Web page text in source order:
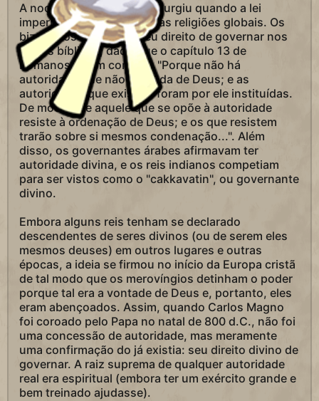
A noção de direito divino surgiu quando a lei
imperial se misturou com as religiões globais. Os
bizantinos baseavam seu direito de governar nos
textos bíblicos, dado que o capítulo 13 de
Romanos assim começa: "Porque não há
autoridade que não proceda de Deus; e as
autoridades que existem foram por ele instituídas.
De modo que aquele que se opõe à autoridade
resiste à ordenação de Deus; e os que resistem
trarão sobre si mesmos condenação...". Além
disso, os governantes árabes afirmavam ter
autoridade divina, e os reis indianos competiam
para ser vistos como o "cakkavatin", ou governante
divino.
Embora alguns reis tenham se declarado
descendentes de seres divinos (ou de serem eles
mesmos deuses) em outros lugares e outras
épocas, a ideia se firmou no início da Europa cristã
de tal modo que os merovíngios detinham o poder
porque tal era a vontade de Deus e, portanto, eles
eram abençoados. Assim, quando Carlos Magno
foi coroado pelo Papa no natal de 800 d.C., não foi
uma concessão de autoridade, mas meramente
uma confirmação do já existia: seu direito divino de
governar. A raiz suprema de qualquer autoridade
real era espiritual (embora ter um exército grande e
bem treinado ajudasse).